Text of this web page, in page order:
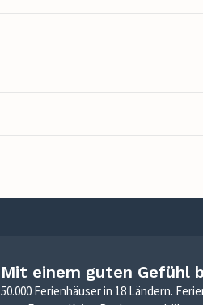
Mit einem guten Gefühl
50.000 Ferienhäuser in 18 Ländern.